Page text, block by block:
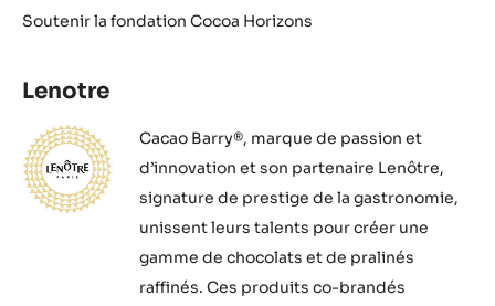
Soutenir la fondation Cocoa Horizons
Lenotre
Cacao Barry®, marque de passion et
d’innovation et son partenaire Lenôtre,
signature de prestige de la gastronomie,
unissent leurs talents pour créer une
gamme de chocolats et de pralinés
raffinés. Ces produits co-brandés